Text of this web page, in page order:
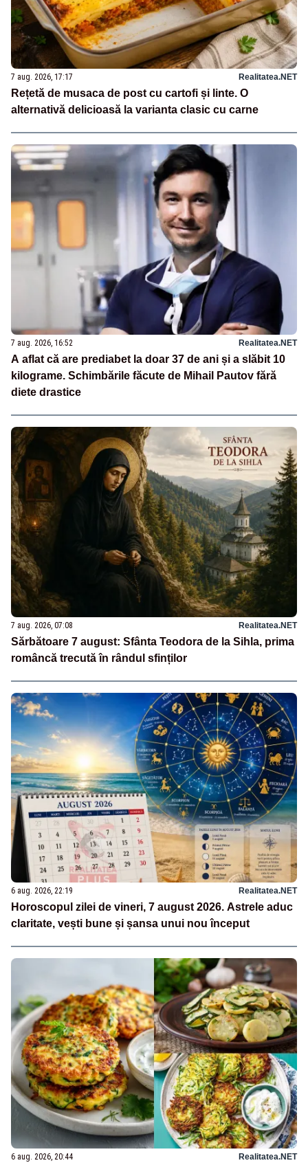
7 aug. 2026, 17:17 Realitatea.NET
Rețetă de musaca de post cu cartofi și linte. O
alternativă delicioasă la varianta clasic cu carne
7 aug. 2026, 16:52 Realitatea.NET
A aflat că are prediabet la doar 37 de ani și a slăbit 10
kilograme. Schimbările făcute de Mihail Pautov fără
diete drastice
7 aug. 2026, 07:08 Realitatea.NET
Sărbătoare 7 august: Sfânta Teodora de la Sihla, prima
româncă trecută în rândul sfinților
6 aug. 2026, 22:19 Realitatea.NET
Horoscopul zilei de vineri, 7 august 2026. Astrele aduc
claritate, vești bune și șansa unui nou început
6 aug. 2026, 20:44 Realitatea.NET